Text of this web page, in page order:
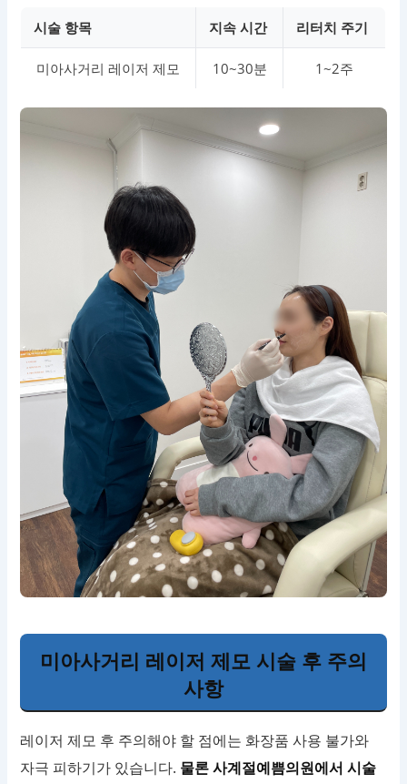
시술 항목 지속 시간 리터치 주기
미아사거리 레이저 제모 10~30분 1~2주
미아사거리 레이저 제모 시술 후 주의
사항
레이저 제모 후 주의해야 할 점에는 화장품 사용 불가와
자극 피하기가 있습니다. 물론 사계절예쁨의원에서 시술